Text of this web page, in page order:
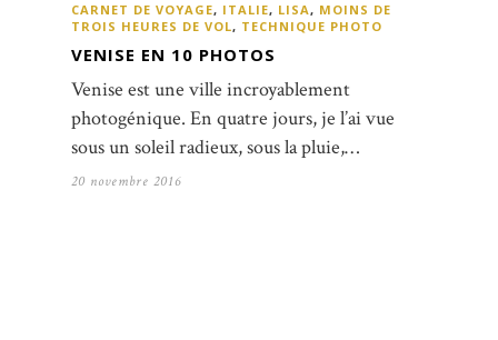
CARNET DE VOYAGE, ITALIE, LISA, MOINS DE
TROIS HEURES DE VOL, TECHNIQUE PHOTO
VENISE EN 10 PHOTOS
Venise est une ville incroyablement
photogénique. En quatre jours, je l’ai vue
sous un soleil radieux, sous la pluie,…
20 novembre 2016